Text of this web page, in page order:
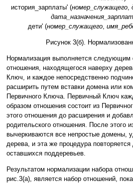
история_зарплаты' (номер_служащего,
дети' (номер_служащего
Рисунок 3(б).
Нормализация выполняется следующим
отношения, находящегося наверху
Ключ, и каждое непосредственно
расширить путем вставки домена или
Первичного Ключа. Первичный Ключ
образом отношения состоит из
этого отношения до расширения и
родительского отношения. После этого
вычеркиваются все непростые домены,
дерева, и эта же процедура
оставшихся поддеревьев.
Результатом нормализации набора
рис.3(а), является набор отношений,